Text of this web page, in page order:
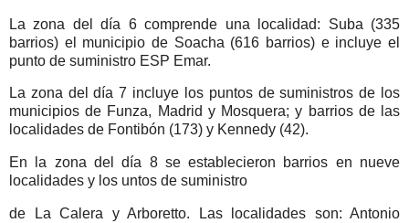
La zona del día 6 comprende una localidad: Suba (335
barrios) el municipio de Soacha (616 barrios) e incluye el
punto de suministro ESP Emar.
La zona del día 7 incluye los puntos de suministros de los
municipios de Funza, Madrid y Mosquera; y barrios de las
localidades de Fontibón (173) y Kennedy (42).
En la zona del día 8 se establecieron barrios en nueve
localidades y los untos de suministro
de La Calera y Arboretto. Las localidades son: Antonio